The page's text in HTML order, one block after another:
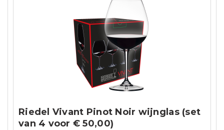
Riedel Vivant Pinot Noir wijnglas (set
van 4 voor € 50,00)